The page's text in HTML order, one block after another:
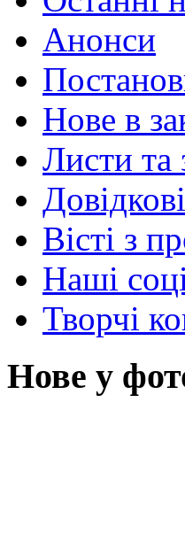
Анонси
Нове в
Листи та
Вісті з
Наші
Творчі
Нове у